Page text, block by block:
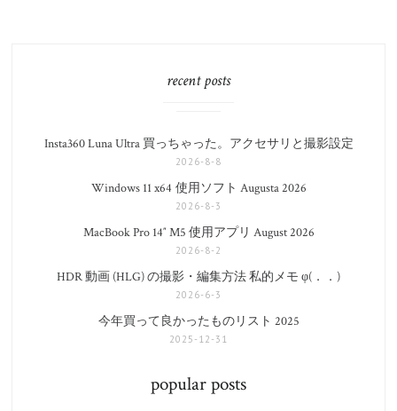
recent posts
Insta360 Luna Ultra 買っちゃった。アクセサリと撮影設定
2026-8-8
Windows 11 x64 使用ソフト Augusta 2026
2026-8-3
MacBook Pro 14″ M5 使用アプリ August 2026
2026-8-2
HDR 動画 (HLG) の撮影・編集方法 私的メモ φ(．．)
2026-6-3
今年買って良かったものリスト 2025
2025-12-31
popular posts